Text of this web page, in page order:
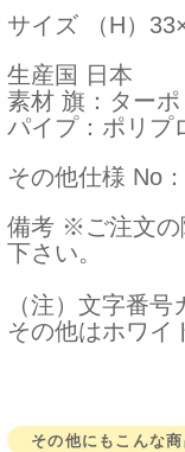
サイズ
（H）
生産国 日本
素材 旗：ターポ
パイプ：ポリプ
その他仕様 No
備考 ※ご注文の
下さい。
（注）文字番
その他はホワイ
その他にもこんな